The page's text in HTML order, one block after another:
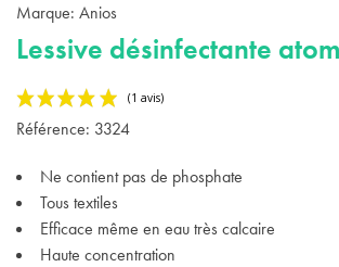
Marque: Anios
Lessive désinfectante
Référence: 3324
Ne contient pas de phosphate
Tous textiles
Efficace même en eau très calcaire
Haute concentration